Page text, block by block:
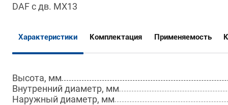
DAF с дв. MX13
Характеристики Комплектация Применяемость
Высота, мм
Внутренний диаметр, мм
Наружный диаметр, мм